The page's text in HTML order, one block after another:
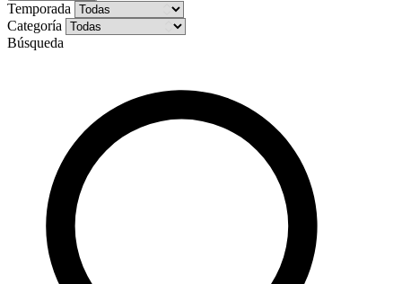
Temporada
Categoría
Búsqueda